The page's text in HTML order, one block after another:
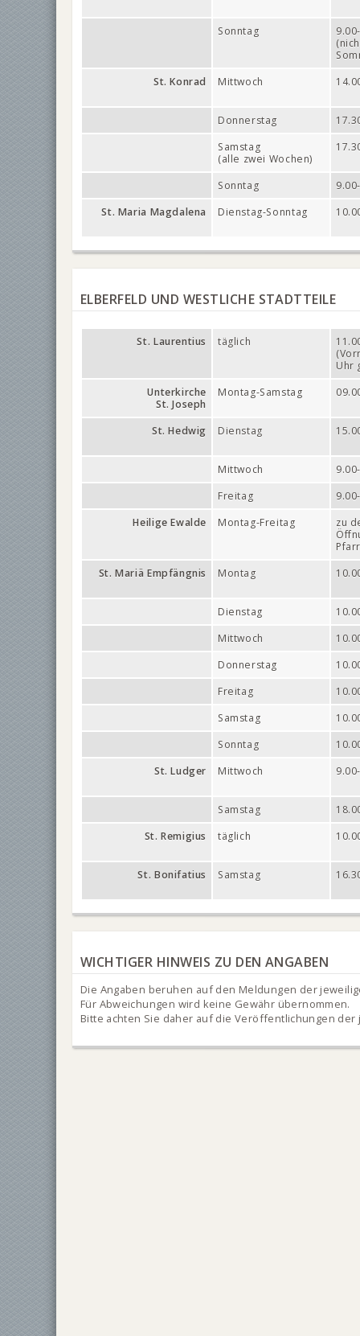
Sonntag
St. Konrad
Mittwoch
Donnerstag
Samstag
(alle zwei Wochen)
Sonntag
St. Maria Magdalena
Dienstag-Sonntag
ELBERFELD UND WESTLICHE STADTTEILE
St. Laurentius täglich
Uhr
Unterkirche
St. Joseph
Montag-Samstag
St. Hedwig Dienstag
Mittwoch
Freitag
Heilige Ewalde
Montag-Freitag
zu
St. Mariä Empfängnis
Montag
Dienstag
Mittwoch
Donnerstag
Freitag
Samstag
Sonntag
St. Ludger
Mittwoch
Samstag
St. Remigius
täglich
St. Bonifatius Samstag
WICHTIGER HINWEIS ZU DEN ANGABEN
Die Angaben beruhen auf den Meldungen der
Für Abweichungen wird keine Gewähr übernommen.
Bitte achten Sie daher auf die Veröffentlichungen